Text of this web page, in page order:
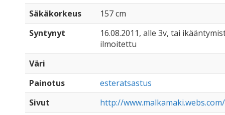
Säkäkorkeus
157 cm
Syntynyt
16.08.2011, alle 3v, tai
ilmoitettu
Väri
Painotus
esteratsastus
Sivut
http://